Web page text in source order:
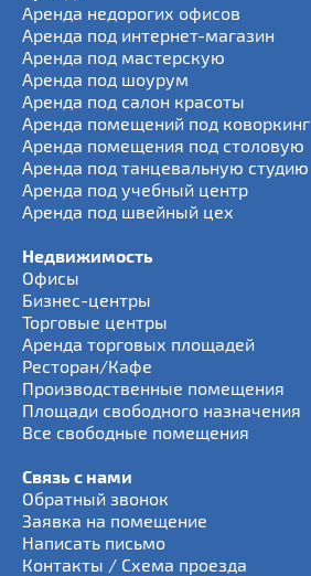
Аренда недорогих офисов
Аренда под интернет-магазин
Аренда под мастерскую
Аренда под шоурум
Аренда под салон красоты
Аренда помещений под коворкинг
Аренда помещения под столовую
Аренда под танцевальную студию
Аренда под учебный центр
Аренда под швейный цех
Недвижимость
Офисы
Бизнес-центры
Торговые центры
Аренда торговых площадей
Ресторан/Кафе
Производственные помещения
Площади свободного назначения
Все свободные помещения
Связь с нами
Обратный звонок
Заявка на помещение
Написать письмо
Контакты / Схема проезда